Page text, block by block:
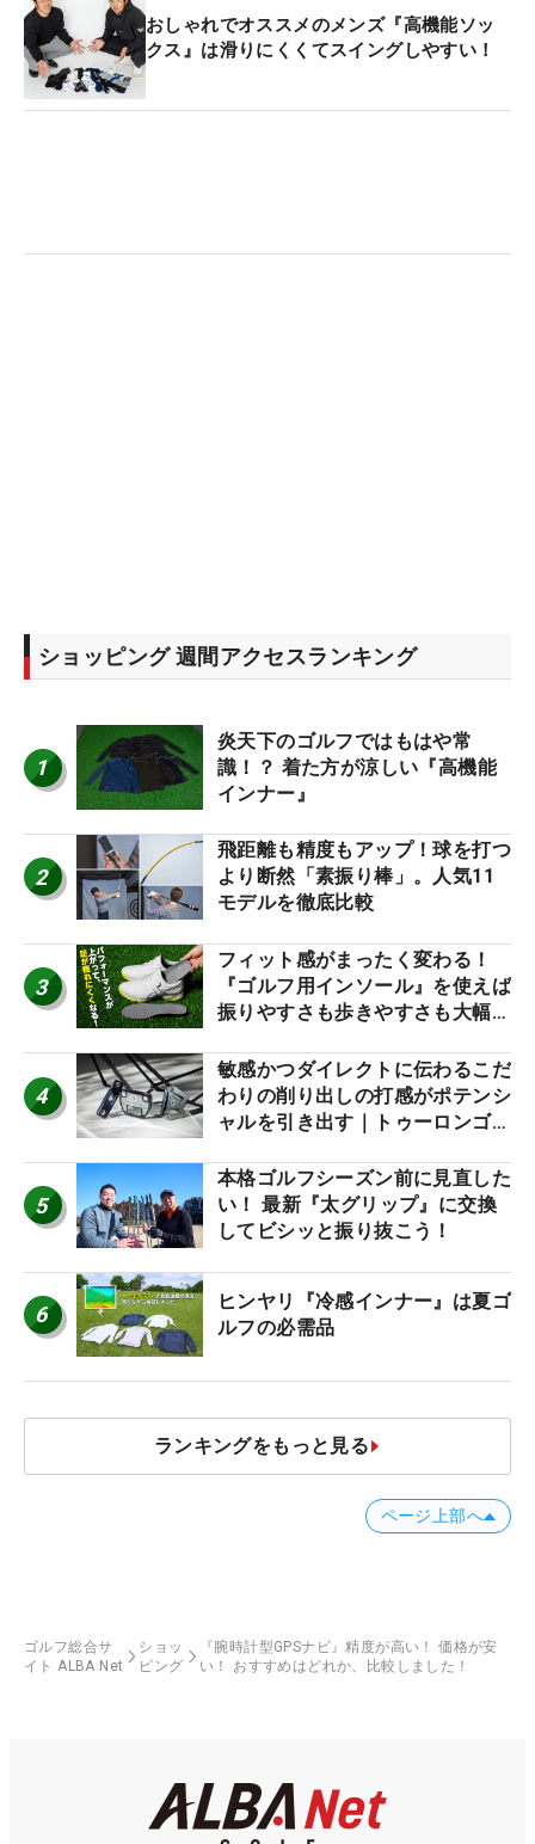
おしゃれでオススメのメンズ『高機能ソッ
クス』は滑りにくくてスイングしやすい！
ショッピング 週間アクセスランキング
1
炎天下のゴルフではもはや常
識！？ 着た方が涼しい『高機能
インナー』
2
飛距離も精度もアップ！球を打つ
より断然「素振り棒」。人気11
モデルを徹底比較
3
フィット感がまったく変わる！
『ゴルフ用インソール』を使えば
振りやすさも歩きやすさも大幅に
4
敏感かつダイレクトに伝わるこだ
わりの削り出しの打感がポテンシ
ャルを引き出す｜トゥーロンゴル
ッド
5
本格ゴルフシーズン前に見直した
い！ 最新『太グリップ』に交換
してビシッと振り抜こう！
6
ヒンヤリ『冷感インナー』は夏ゴ
ルフの必需品
ランキングをもっと見る
ページ上部へ
ゴルフ総合サ
イト ALBA Net
ショッ
ピング
『腕時計型GPSナビ』精度が高い！ 価格が安
い！ おすすめはどれか、比較しました！